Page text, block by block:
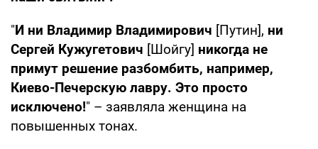
"И ни Владимир Владимирович [Путин], ни
Сергей Кужугетович [Шойгу] никогда не
примут решение разбомбить, например,
Киево-Печерскую лавру. Это просто
исключено!" – заявляла женщина на
повышенных тонах.